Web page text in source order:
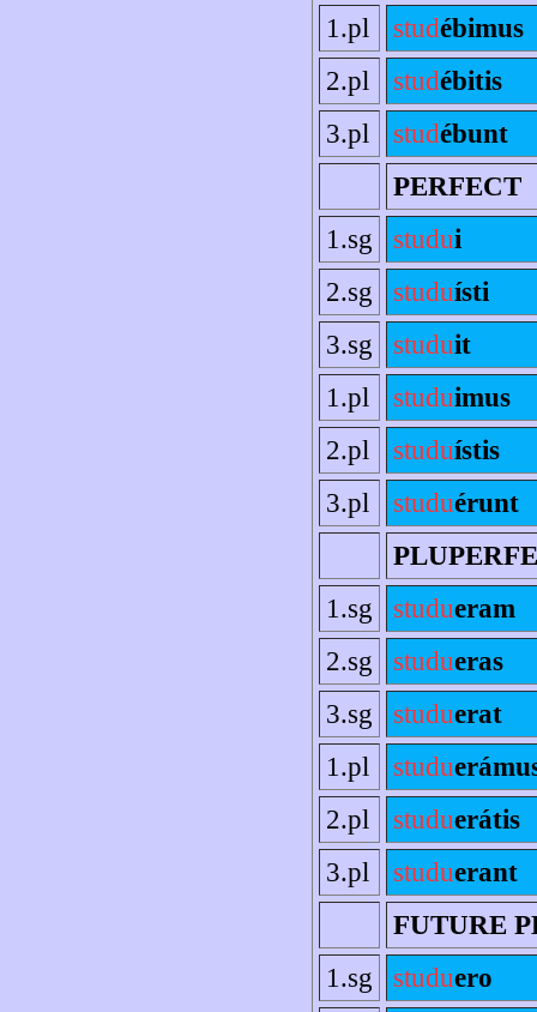
1.pl
studébimus
2.pl
studébitis
3.pl
studébunt
PERFECT
1.sg
studui
2.sg
studuísti
3.sg
studuit
1.pl
studuimus
2.pl
studuístis
3.pl
studuérunt
1.sg
studueram
2.sg
studueras
3.sg
studuerat
1.pl
studu
2.pl
studuerátis
3.pl
studuerant
FUTURE
1.sg
studuero